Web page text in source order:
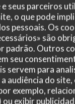
seus parceiros
o que pode
pessoais. Os
são
padrão. Outros
seu
servem para
audiência do
exemplo,
ou exibir